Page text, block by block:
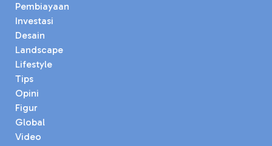
Pembiayaan
Investasi
Desain
Landscape
Lifestyle
Tips
Opini
Figur
Global
Video